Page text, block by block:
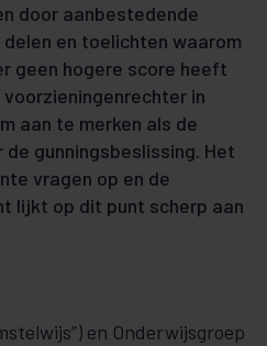
door aanbestedende
en toelichten waarom
geen hogere score heeft
in
aan te merken als de
de gunningsbeslissing. Het
vragen op en de
lijkt op dit punt scherp aan
en Onderwijsgroep